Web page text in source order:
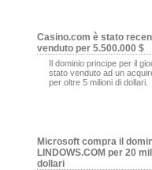
Casino.com è stato
venduto per 5.500.000 $
Il dominio principe per il
stato venduto ad un
per oltre 5 milioni di dollari.
Microsoft compra il
LINDOWS.COM per 20
dollari